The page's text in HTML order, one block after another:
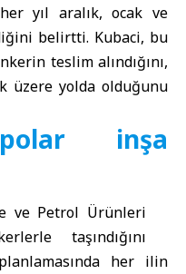
yıl aralık, ocak ve
belirtti. Kubaci, bu
teslim alındığını,
üzere yolda olduğunu
inşa
ve Petrol Ürünleri
taşındığını
her ilin